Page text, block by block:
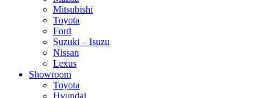
Mitsubishi
Toyota
Ford
Suzuki – Isuzu
Nissan
Lexus
Showroom
Toyota
Hyundai